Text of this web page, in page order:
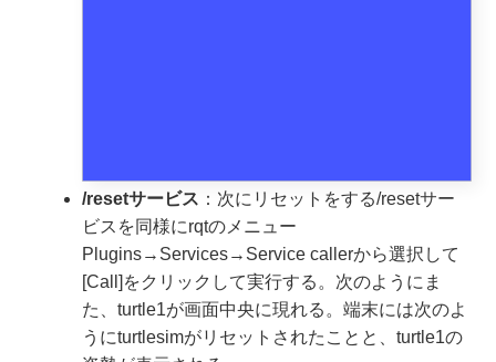
/resetサービス ：次にリセットをする/resetサー
ビスを同様にrqtのメニュー
Plugins→Services→Service callerから選択して
[Call]をクリックして実行する。次のようにま
た、turtle1が画面中央に現れる。端末には次のよ
うにturtlesimがリセットされたことと、turtle1の